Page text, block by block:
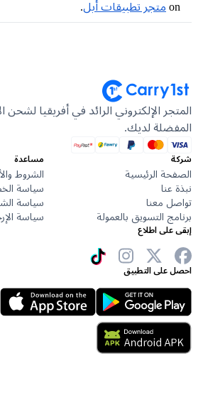
متجر تطبيقات أبل.
الإلكتروني الرائد في أفريقيا لشحن الألعاب
لديك.
الرئيسية
التسويق بالعمولة
الشروط والأحكام
سياسة الخصوصية
سياسة الشحن
سياسة الإرجاع
اطلاع
التطبيق